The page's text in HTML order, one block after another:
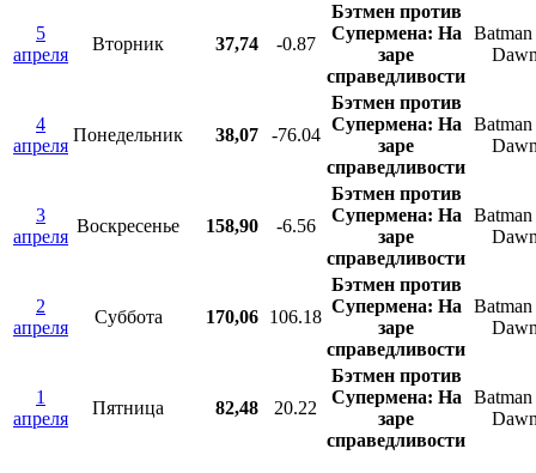
5
апреля
Вторник 37,74 -0.87
Бэтмен против
Супермена: На
заре
справедливости
4
апреля
Понедельник 38,07 -76.04
Бэтмен против
Супермена: На
заре
справедливости
3
апреля
Воскресенье 158,90 -6.56
Бэтмен против
Супермена: На
заре
справедливости
2
апреля
Суббота 170,06 106.18
Бэтмен против
Супермена: На
заре
справедливости
1
апреля
Пятница 82,48 20.22
Бэтмен против
Супермена: На
заре
справедливости